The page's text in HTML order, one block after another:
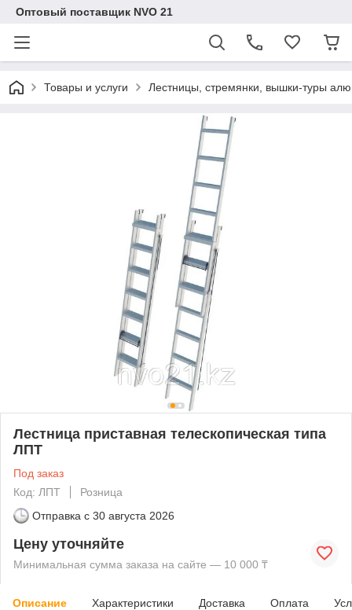
Оптовый поставщик NVO 21
Товары и услуги Лестницы, стремянки, вышки-туры
Лестница приставная телескопическая типа
ЛПТ
Под заказ
Код: ЛПТ
Розница
Отправка с 30 августа 2026
Цену уточняйте
Минимальная сумма заказа на сайте — 10 000 ₸
Описание Характеристики Доставка Оплата